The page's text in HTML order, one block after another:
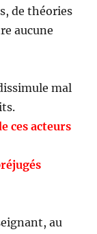
de théories
aucune
mal
ces acteurs
au